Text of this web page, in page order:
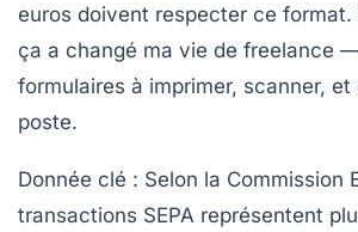
euros doivent respecter ce format.
ça a changé ma vie de freelance
formulaires à imprimer, scanner,
poste.
Donnée clé : Selon la Commission
transactions SEPA représentent